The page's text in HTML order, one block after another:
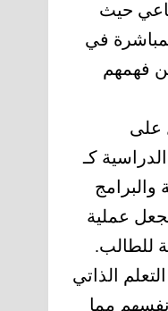
حيث
في
فهمهم
على
كـ
والبرامج
يجعل عملية
للطالب.
الذاتي
مما